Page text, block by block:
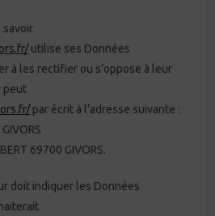
savoir
utilise ses Données
à les rectifier ou s’oppose à leur
peut
par écrit à l’adresse suivante :
69700 GIVORS.
doit indiquer les Données